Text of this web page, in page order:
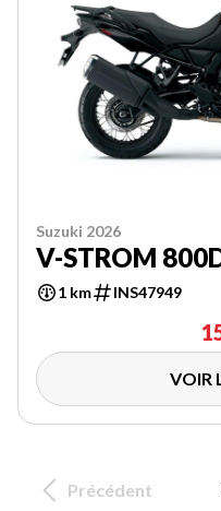
Suzuki 2026
V-STROM
1 km INS47949
VOIR
Précédent